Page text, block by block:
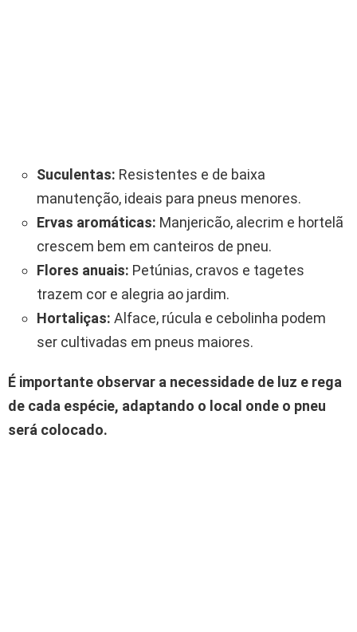
Suculentas: Resistentes e de baixa
manutenção, ideais para pneus menores.
Ervas aromáticas: Manjericão, alecrim e hortelã
crescem bem em canteiros de pneu.
Flores anuais: Petúnias, cravos e tagetes
trazem cor e alegria ao jardim.
Hortaliças: Alface, rúcula e cebolinha podem
ser cultivadas em pneus maiores.
É importante observar a necessidade de luz e rega
de cada espécie, adaptando o local onde o pneu
será colocado.